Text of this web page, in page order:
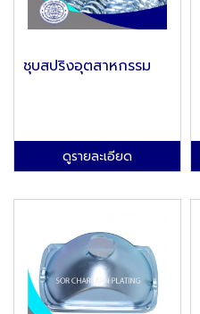
ชุบสปริงอุตสาหกรรม
ดูรายละเอียด